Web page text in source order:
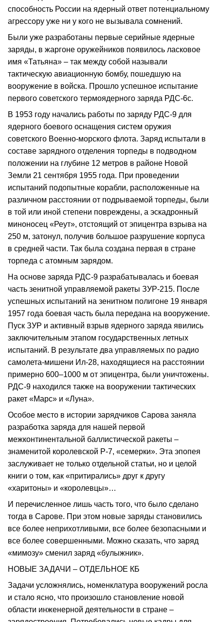
способность России на ядерный ответ потенциальному
агрессору уже ни у кого не вызывала сомнений.
Были уже разработаны первые серийные ядерные
заряды, в жаргоне оружейников появилось ласковое
имя «Татьяна» – так между собой называли
тактическую авиационную бомбу, пошедшую на
вооружение в войска. Прошло успешное испытание
первого советского термоядерного заряда РДС-6с.
В 1953 году начались работы по заряду РДС-9 для
ядерного боевого оснащения систем оружия
советского Военно-морского флота. Заряд испытали в
составе зарядного отделения торпеды в подводном
положении на глубине 12 метров в районе Новой
Земли 21 сентября 1955 года. При проведении
испытаний подопытные корабли, расположенные на
различном расстоянии от подрываемой торпеды, были
в той или иной степени повреждены, а эскадронный
миноносец «Реут», отстоящий от эпицентра взрыва на
250 м, затонул, получив большое разрушение корпуса
в средней части. Так была создана первая в стране
торпеда с атомным зарядом.
На основе заряда РДС-9 разрабатывалась и боевая
часть зенитной управляемой ракеты ЗУР-215. После
успешных испытаний на зенитном полигоне 19 января
1957 года боевая часть была передана на вооружение.
Пуск ЗУР и активный взрыв ядерного заряда явились
заключительным этапом государственных летных
испытаний. В результате два управляемых по радио
самолета-мишени Ил-28, находящиеся на расстоянии
примерно 600–1000 м от эпицентра, были уничтожены.
РДС-9 находился также на вооружении тактических
ракет «Марс» и «Луна».
Особое место в истории зарядчиков Сарова заняла
разработка заряда для нашей первой
межконтинентальной баллистической ракеты –
знаменитой королевской Р-7, «семерки». Эта эпопея
заслуживает не только отдельной статьи, но и целой
книги о том, как «притирались» друг к другу
«харитоны» и «королевцы»…
И перечисленное лишь часть того, что было сделано
тогда в Сарове. При этом новые заряды становились
все более неприхотливыми, все более безопасными и
все более совершенными. Можно сказать, что заряд
«мимозу» сменил заряд «булыжник».
НОВЫЕ ЗАДАЧИ – ОТДЕЛЬНОЕ КБ
Задачи усложнялись, номенклатура вооружений росла
и стало ясно, что произошло становление новой
области инженерной деятельности в стране –